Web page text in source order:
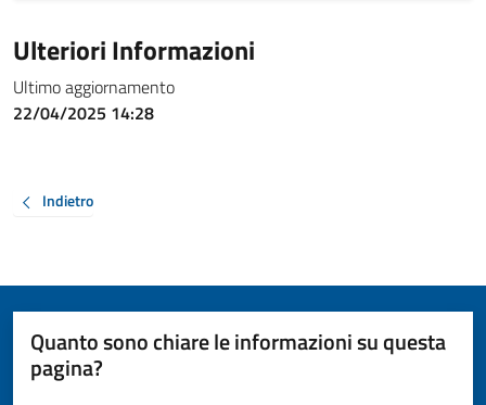
Ulteriori Informazioni
Ultimo aggiornamento
22/04/2025 14:28
Indietro
Quanto sono chiare le informazioni su questa
pagina?